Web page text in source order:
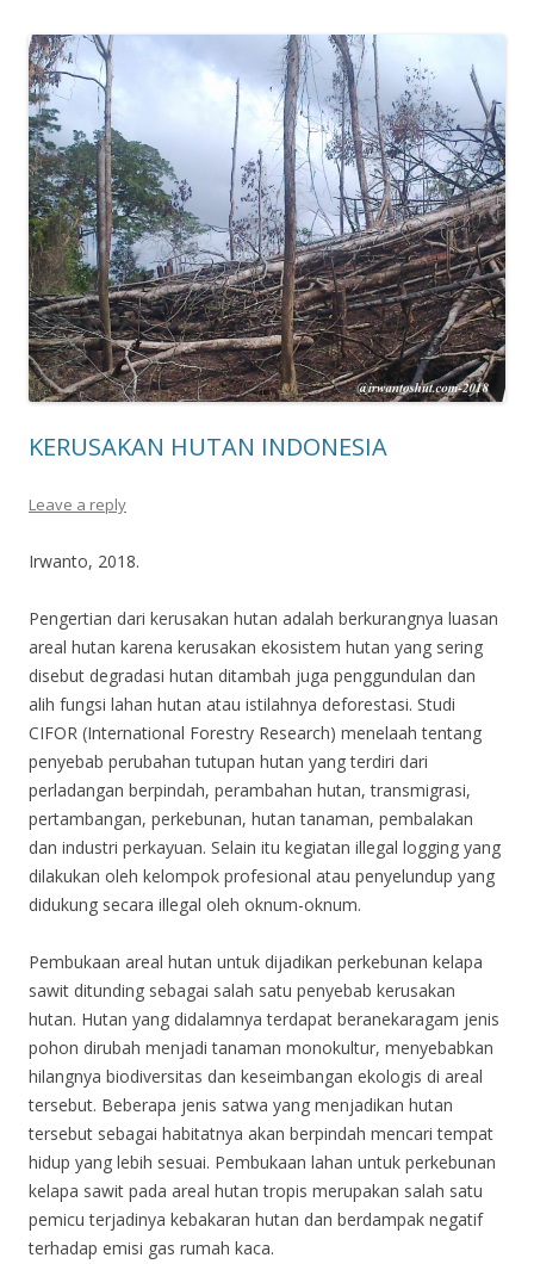
KERUSAKAN HUTAN INDONESIA
Leave a reply
Irwanto, 2018.
Pengertian dari kerusakan hutan adalah berkurangnya luasan
areal hutan karena kerusakan ekosistem hutan yang sering
disebut degradasi hutan ditambah juga penggundulan dan
alih fungsi lahan hutan atau istilahnya deforestasi. Studi
CIFOR (International Forestry Research) menelaah tentang
penyebab perubahan tutupan hutan yang terdiri dari
perladangan berpindah, perambahan hutan, transmigrasi,
pertambangan, perkebunan, hutan tanaman, pembalakan
dan industri perkayuan. Selain itu kegiatan illegal logging yang
dilakukan oleh kelompok profesional atau penyelundup yang
didukung secara illegal oleh oknum-oknum.
Pembukaan areal hutan untuk dijadikan perkebunan kelapa
sawit ditunding sebagai salah satu penyebab kerusakan
hutan. Hutan yang didalamnya terdapat beranekaragam jenis
pohon dirubah menjadi tanaman monokultur, menyebabkan
hilangnya biodiversitas dan keseimbangan ekologis di areal
tersebut. Beberapa jenis satwa yang menjadikan hutan
tersebut sebagai habitatnya akan berpindah mencari tempat
hidup yang lebih sesuai. Pembukaan lahan untuk perkebunan
kelapa sawit pada areal hutan tropis merupakan salah satu
pemicu terjadinya kebakaran hutan dan berdampak negatif
terhadap emisi gas rumah kaca.